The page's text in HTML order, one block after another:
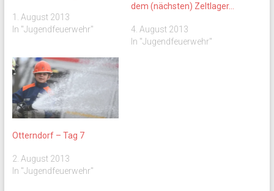
1. August 2013
In "Jugendfeuerwehr"
dem (nächsten) Zeltlager…
4. August 2013
In "Jugendfeuerwehr"
Otterndorf – Tag 7
2. August 2013
In "Jugendfeuerwehr"